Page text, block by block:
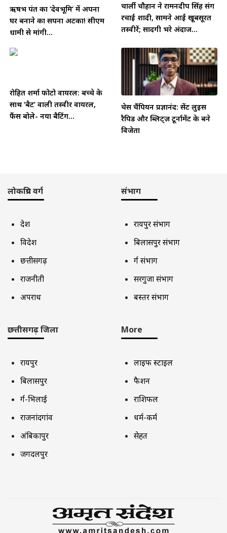
ऋषभ पंत का ‘देवभूमि’ में अपना
घर बनाने का सपना अटका! सीएम
धामी से मांगी...
चार्ली चौहान ने रामनदीप सिंह संग
रचाई शादी, सामने आईं खूबसूरत
तस्वीरें; सादगी भरे अंदाज...
रोहित शर्मा फोटो वायरल: बच्चे के
साथ ‘बैट’ वाली तस्वीर वायरल,
फैंस बोले- नया बैटिंग...
चेस चैंपियन प्रज्ञानंद: सेंट लुइस
रैपिड और ब्लिट्ज़ टूर्नामेंट के बने
विजेता
लोकप्रिय वर्ग
देश
विदेश
छत्तीसगढ़
राजनीती
अपराध
संभाग
रायपुर संभाग
बिलासपुर संभाग
दुर्ग संभाग
सरगुजा संभाग
बस्तर संभाग
छत्तीसगढ़ जिला
रायपुर
बिलासपुर
दुर्ग-भिलाई
राजनांदगांव
अंबिकापुर
जगदलपुर
More
लाइफ स्टाइल
फैशन
राशिफल
धर्म-कर्म
सेहत